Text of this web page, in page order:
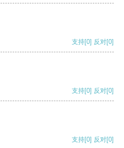
支持[0] 反对[0]
支持[0] 反对[0]
支持[0] 反对[0]